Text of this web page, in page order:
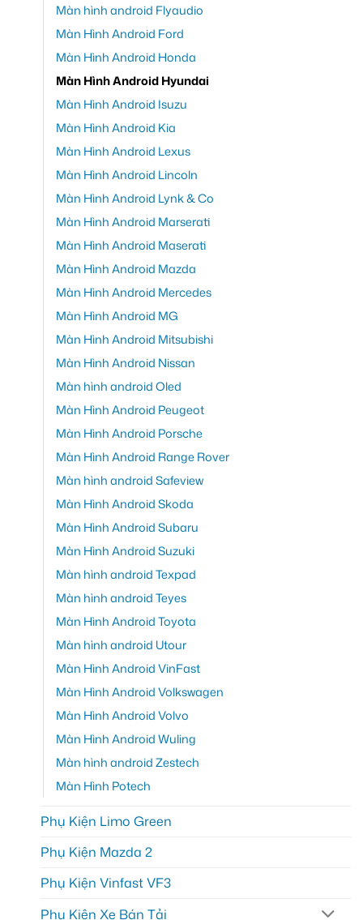
Màn hình android Flyaudio
Màn Hình Android Ford
Màn Hình Android Honda
Màn Hình Android Hyundai
Màn Hình Android Isuzu
Màn Hình Android Kia
Màn Hình Android Lexus
Màn Hình Android Lincoln
Màn Hình Android Lynk & Co
Màn Hình Android Marserati
Màn Hình Android Maserati
Màn Hình Android Mazda
Màn Hình Android Mercedes
Màn Hình Android MG
Màn Hình Android Mitsubishi
Màn Hình Android Nissan
Màn hình android Oled
Màn Hình Android Peugeot
Màn Hình Android Porsche
Màn Hình Android Range Rover
Màn hình android Safeview
Màn Hình Android Skoda
Màn Hình Android Subaru
Màn Hình Android Suzuki
Màn hình android Texpad
Màn hình android Teyes
Màn Hình Android Toyota
Màn hình android Utour
Màn Hình Android VinFast
Màn Hình Android Volkswagen
Màn Hình Android Volvo
Màn Hình Android Wuling
Màn hình android Zestech
Màn Hình Potech
Phụ Kiện Limo Green
Phụ Kiện Mazda 2
Phụ Kiện Vinfast VF3
Phụ Kiện Xe Bán Tải